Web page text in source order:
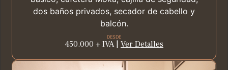
dos baños privados, secador de cabello y
balcón.
DESDE
450.000 + IVA | Ver Detalles